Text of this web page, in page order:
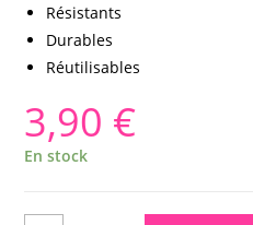
Résistants
Durables
Réutilisables
3,90 €
En stock